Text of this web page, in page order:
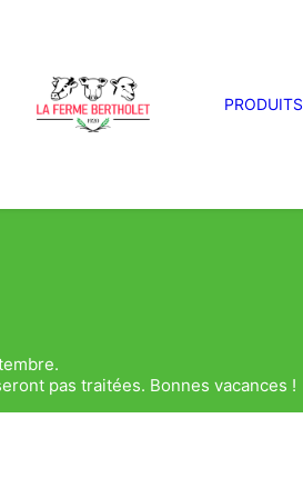
PRODUITS
pas traitées. Bonnes vacances !